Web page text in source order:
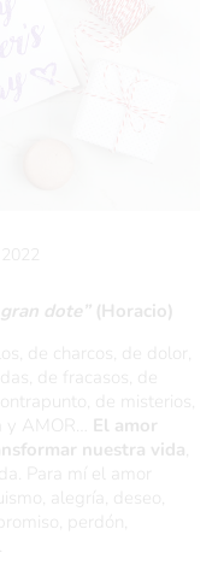
dote” (Horacio)
de charcos, de dolor,
de fracasos, de
de misterios,
y AMOR… El amor
nuestra vida
Para mí el amor
alegría, deseo,
perdón,